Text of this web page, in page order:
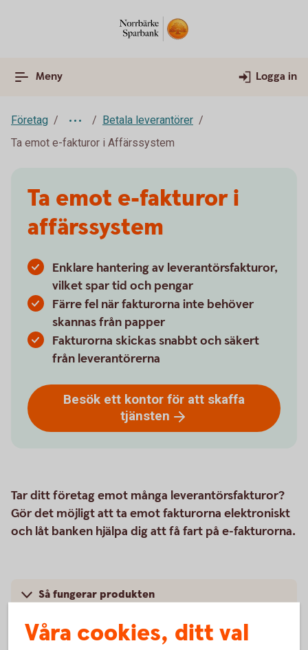
Meny Logga in
Företag
Betala leverantörer
Ta emot e-fakturor i Affärssystem
Ta emot e-fakturor i
affärssystem
Enklare hantering av leverantörsfakturor,
vilket spar tid och pengar
Färre fel när fakturorna inte behöver
skannas från papper
Fakturorna skickas snabbt och säkert
från leverantörerna
Besök ett kontor för att skaffa
tjänsten
Tar ditt företag emot många leverantörsfakturor?
Gör det möjligt att ta emot fakturorna elektroniskt
och låt banken hjälpa dig att få fart på e-fakturorna.
Så fungerar produkten
Råd och tips
Våra cookies, ditt val